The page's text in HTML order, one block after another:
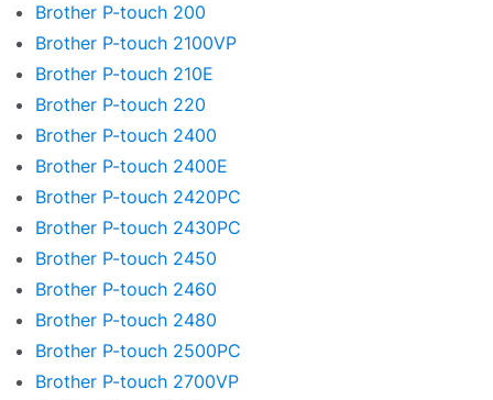
Brother P-touch 200
Brother P-touch 2100VP
Brother P-touch 210E
Brother P-touch 220
Brother P-touch 2400
Brother P-touch 2400E
Brother P-touch 2420PC
Brother P-touch 2430PC
Brother P-touch 2450
Brother P-touch 2460
Brother P-touch 2480
Brother P-touch 2500PC
Brother P-touch 2700VP